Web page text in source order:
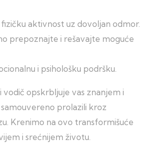
aktivnost uz dovoljan odmor.
prepoznajte i rešavajte moguće
i psihološku podršku.
opskrbljuje vas znanjem i
prolazili kroz
Krenimo na ovo transformišuće
i srećnijem životu.